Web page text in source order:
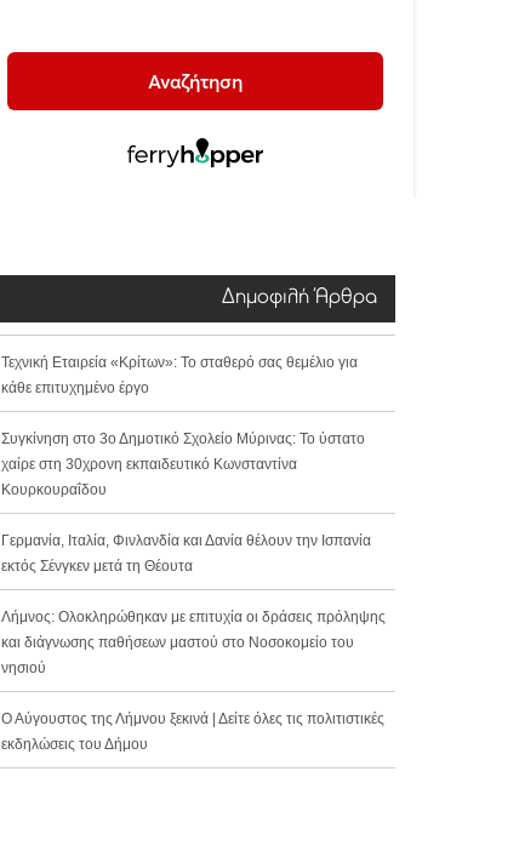
Δημοφιλή Άρθρα
Τεχνική Εταιρεία «Κρίτων»: Το σταθερό σας θεμέλιο για
κάθε επιτυχημένο έργο
Συγκίνηση στο 3ο Δημοτικό Σχολείο Μύρινας: Το ύστατο
χαίρε στη 30χρονη εκπαιδευτικό Κωνσταντίνα
Κουρκουραΐδου
Γερμανία, Ιταλία, Φινλανδία και Δανία θέλουν την Ισπανία
εκτός Σένγκεν μετά τη Θέουτα
Λήμνος: Ολοκληρώθηκαν με επιτυχία οι δράσεις πρόληψης
και διάγνωσης παθήσεων μαστού στο Νοσοκομείο του
νησιού
Ο Αύγουστος της Λήμνου ξεκινά | Δείτε όλες τις πολιτιστικές
εκδηλώσεις του Δήμου